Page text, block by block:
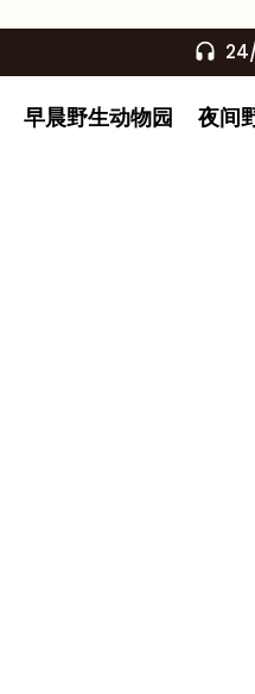
早晨野生动物园 夜间